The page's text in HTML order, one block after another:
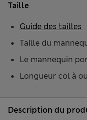
Description du
Taille
Taille du
Le mannequin
Longueur col à
Guide des tailles